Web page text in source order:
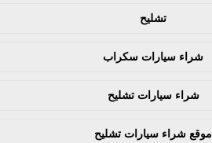
تشليح
شراء سيارات سكراب
شراء سيارات تشليح
موقع شراء سيارات تشليح